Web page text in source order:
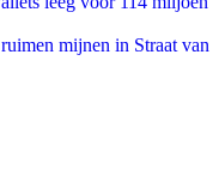
mijnen in Straat van